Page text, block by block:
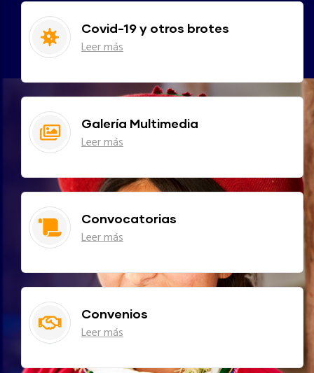
Covid-19 y otros brotes
Leer más
Galería Multimedia
Leer más
Convocatorias
Leer más
Convenios
Leer más